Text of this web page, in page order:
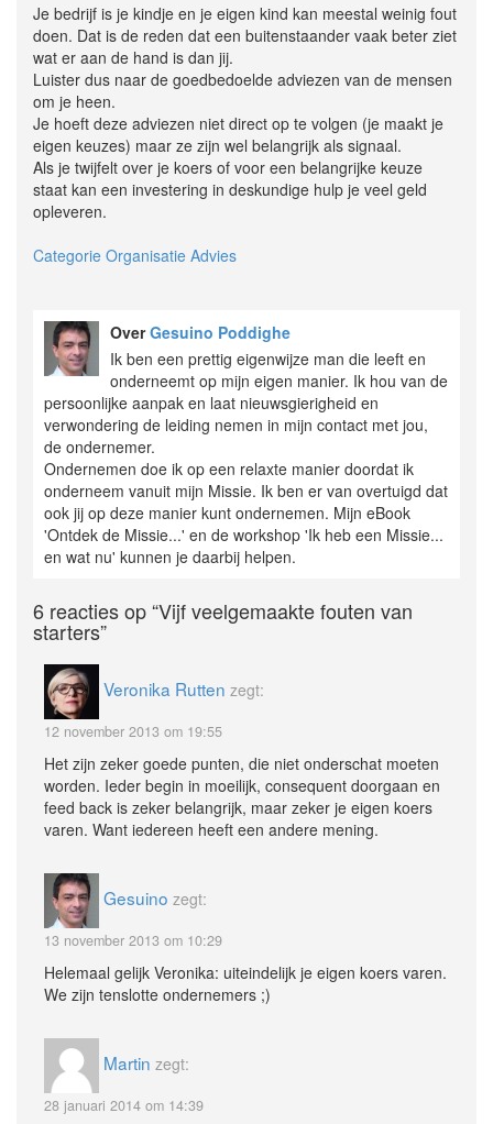
Je bedrijf is je kindje en je eigen kind kan meestal weinig fout
doen. Dat is de reden dat een buitenstaander vaak beter ziet
wat er aan de hand is dan jij.
Luister dus naar de goedbedoelde adviezen van de mensen
om je heen.
Je hoeft deze adviezen niet direct op te volgen (je maakt je
eigen keuzes) maar ze zijn wel belangrijk als signaal.
Als je twijfelt over je koers of voor een belangrijke keuze
staat kan een investering in deskundige hulp je veel geld
opleveren.
Categorie Organisatie Advies
OverGesuino Poddighe
Ik ben een prettig eigenwijze man die leeft en
onderneemt op mijn eigen manier. Ik hou van de
persoonlijke aanpak en laat nieuwsgierigheid en
verwondering de leiding nemen in mijn contact met jou,
de ondernemer.
Ondernemen doe ik op een relaxte manier doordat ik
onderneem vanuit mijn Missie. Ik ben er van overtuigd dat
ook jij op deze manier kunt ondernemen. Mijn eBook
'Ontdek de Missie...' en de workshop 'Ik heb een Missie...
en wat nu' kunnen je daarbij helpen.
6 reacties op“Vijf veelgemaakte fouten van
starters”
Veronika Rutten zegt:
12 november 2013 om 19:55
Het zijn zeker goede punten, die niet onderschat moeten
worden. Ieder begin in moeilijk, consequent doorgaan en
feed back is zeker belangrijk, maar zeker je eigen koers
varen. Want iedereen heeft een andere mening.
Gesuino zegt:
13 november 2013 om 10:29
Helemaal gelijk Veronika: uiteindelijk je eigen koers varen.
We zijn tenslotte ondernemers ;)
Martin zegt:
28 januari 2014 om 14:39